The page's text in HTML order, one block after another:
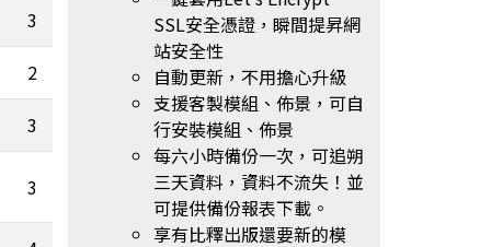
3
0
2
4.21
3
0
3 7.22
SSL安全憑證，瞬間提昇網
站安全性
自動更新，不用擔心升級
支援客製模組、佈景，可自
行安裝模組、佈景
每六小時備份一次，可追朔
三天資料，資料不流失！並
可提供備份報表下載。
享有比釋出版還要新的模